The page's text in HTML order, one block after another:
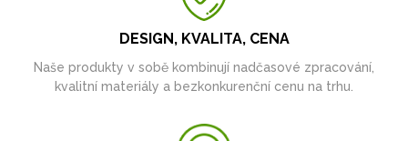
DESIGN, KVALITA, CENA
Naše produkty v sobě kombinují nadčasové zpracování,
kvalitní materiály a bezkonkurenční cenu na trhu.